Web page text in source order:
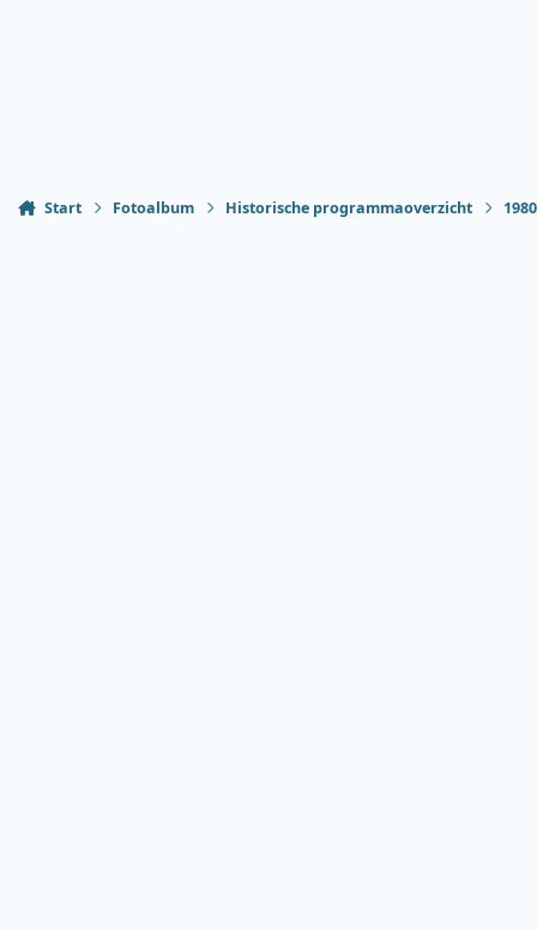
Start Fotoalbum Historische programmaoverzicht 1980